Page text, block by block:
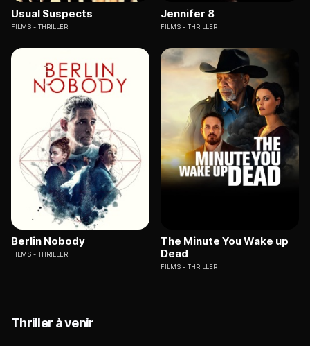
Usual Suspects
FILMS THRILLER
Jennifer 8
FILMS THRILLER
Berlin Nobody
FILMS THRILLER
The Minute You Wake up
Dead
FILMS THRILLER
Thriller à venir